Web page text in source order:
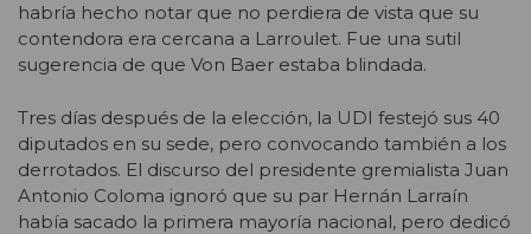
habría hecho notar que no perdiera de vista que su
contendora era cercana a Larroulet. Fue una sutil
sugerencia de que Von Baer estaba blindada.
Tres días después de la elección, la UDI festejó sus 40
diputados en su sede, pero convocando también a los
derrotados. El discurso del presidente gremialista Juan
Antonio Coloma ignoró que su par Hernán Larraín
había sacado la primera mayoría nacional, pero dedicó